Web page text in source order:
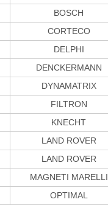
BOSCH
CORTECO
DELPHI
DENCKERMANN
DYNAMATRIX
FILTRON
KNECHT
LAND ROVER
LAND ROVER
MAGNETI MARELLI
OPTIMAL